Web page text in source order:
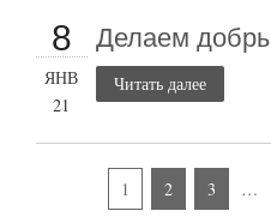
8
ЯНВ
21
Делаем
Читать далее
1 2 3 …